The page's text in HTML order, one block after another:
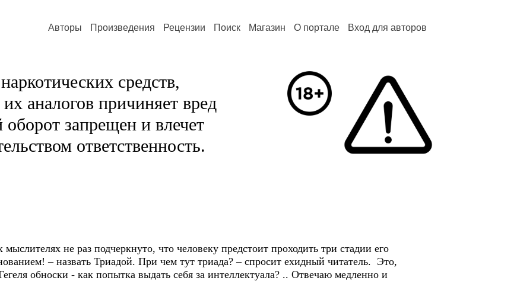
Авторы Произведения Рецензии Поиск Магазин О портале Вход для авторов
средств,
аналогов причиняет вред
запрещен и влечет
ответственность.
не раз подчеркнуто, что человеку предстоит проходить три стадии его
– назвать Триадой. При чем тут триада? – спросит ехидный читатель. Это,
обноски - как попытка выдать себя за интеллектуала? .. Отвечаю медленно и